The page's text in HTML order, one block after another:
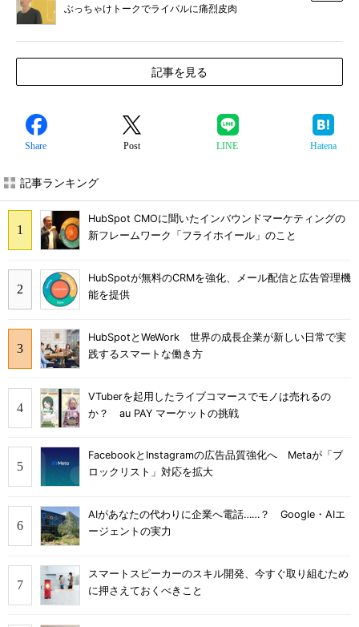
ぶっちゃけトークでライバルに痛烈皮肉
記事を見る
Share Post LINE Hatena
記事ランキング
HubSpot CMOに聞いたインバウンドマーケティングの
新フレームワーク「フライホイール」のこと
HubSpotが無料のCRMを強化、メール配信と広告管理機
能を提供
HubSpotとWeWork 世界の成長企業が新しい日常で実
践するスマートな働き方
VTuberを起用したライブコマースでモノは売れるの
か？ au PAY マーケットの挑戦
FacebookとInstagramの広告品質強化へ Metaが「ブ
ロックリスト」対応を拡大
AIがあなたの代わりに企業へ電話……？ Google・AIエ
ージェントの実力
スマートスピーカーのスキル開発、今すぐ取り組むため
に押さえておくべきこと